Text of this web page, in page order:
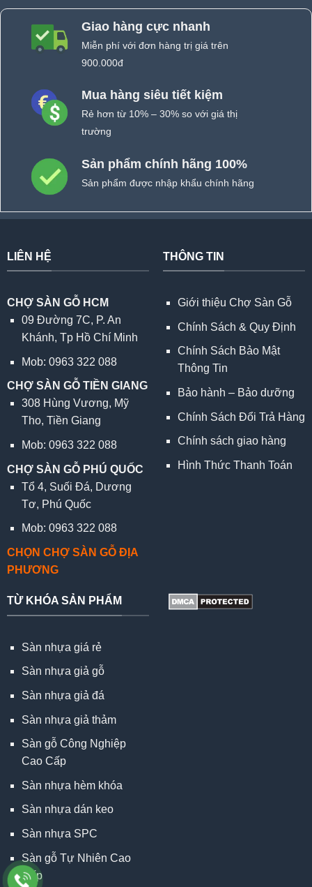
Giao hàng cực nhanh
Miễn phí với đơn hàng trị giá trên
900.000đ
Mua hàng siêu tiết kiệm
Rẻ hơn từ 10% – 30% so với giá thị
trường
Sản phẩm chính hãng 100%
Sản phẩm được nhập khẩu chính hãng
LIÊN HỆ
CHỢ SÀN GỖ HCM
09 Đường 7C, P. An
Khánh, Tp Hồ Chí Minh
Mob: 0963 322 088
CHỢ SÀN GỖ TIỀN GIANG
308 Hùng Vương, Mỹ
Tho, Tiền Giang
Mob: 0963 322 088
CHỢ SÀN GỖ PHÚ QUỐC
Tổ 4, Suối Đá, Dương
Tơ, Phú Quốc
Mob: 0963 322 088
CHỌN CHỢ SÀN GỖ ĐỊA
PHƯƠNG
THÔNG TIN
Giới thiệu Chợ Sàn Gỗ
Chính Sách & Quy Định
Chính Sách Bảo Mật
Thông Tin
Bảo hành – Bảo dưỡng
Chính Sách Đổi Trả Hàng
Chính sách giao hàng
Hình Thức Thanh Toán
TỪ KHÓA SẢN PHẨM
Sàn nhựa giá rẻ
Sàn nhựa giả gỗ
Sàn nhựa giả đá
Sàn nhựa giả thảm
Sàn gỗ Công Nghiệp
Cao Cấp
Sàn nhựa hèm khóa
Sàn nhựa dán keo
Sàn nhựa SPC
Sàn gỗ Tự Nhiên Cao
Cấp